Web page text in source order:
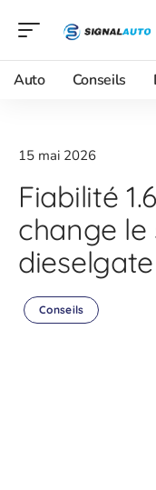
Auto Conseils
15 mai 2026
Fiabilité
change le
Conseils